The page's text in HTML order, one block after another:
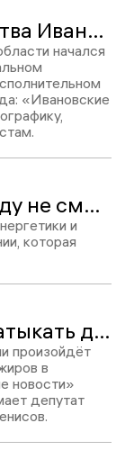
«Конструктор правительства Ивановской области» – 2025: инфографика ИН
начался
«Ивановские
Энергетики в прошлом году не смогли увеличить коммунальные тарифы через суд
и
которая
«Дыры в бюджете хотят затыкать деньгами граждан»: Леонид Денисов о повышении стоимости проезда в Ивановском транспорте
произойдёт
в
новости»
депутат